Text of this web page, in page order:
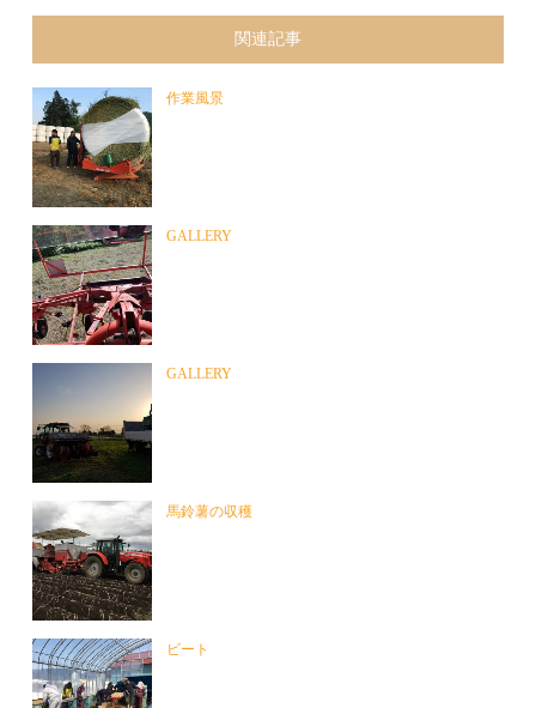
関連記事
作業風景
GALLERY
GALLERY
馬鈴薯の収穫
ビート